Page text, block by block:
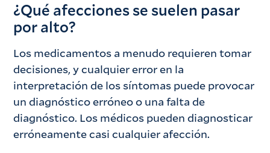
¿Qué afecciones se suelen pasar
por alto?
Los medicamentos a menudo requieren tomar
decisiones, y cualquier error en la
interpretación de los síntomas puede provocar
un diagnóstico erróneo o una falta de
diagnóstico. Los médicos pueden diagnosticar
erróneamente casi cualquier afección.